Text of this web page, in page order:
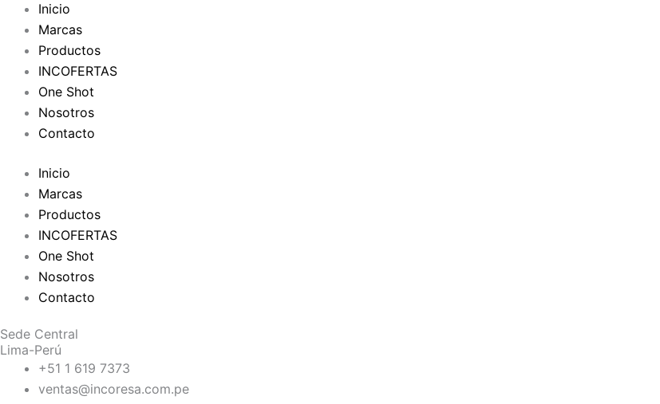
Inicio
Marcas
Productos
INCOFERTAS
One Shot
Nosotros
Contacto
Inicio
Marcas
Productos
INCOFERTAS
One Shot
Nosotros
Contacto
Sede Central
Lima-Perú
+51 1 619 7373
ventas@incoresa.com.pe